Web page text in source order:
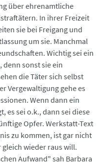
über ehrenamtliche
In ihrer Freizeit
sie bei Freigang und
um sie. Manchmal
Wichtig sei ein
sonst sie ein
die Täter sich selbst
Vergewaltigung gehe es
Wenn dann ein
es sei o.k., dann sei diese
Opfer. Werkstatt-Text
zu kommen, ist gar nicht
wieder raus will.
Aufwand" sah Barbara